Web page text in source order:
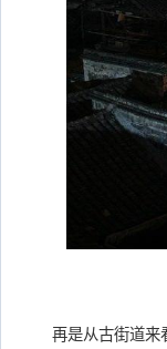
再是从古街道来